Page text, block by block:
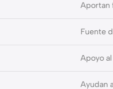
Aportan
Fuente
Apoyo
Ayudan